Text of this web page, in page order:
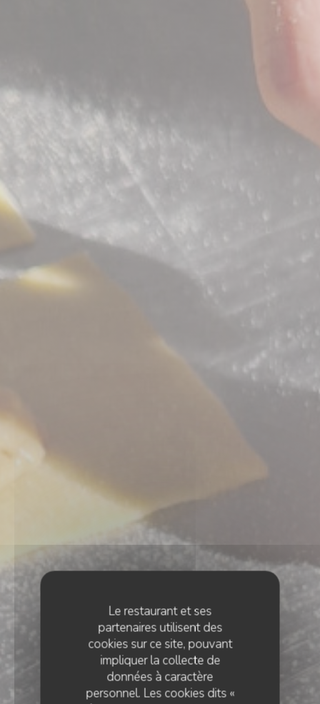
Le restaurant et ses
partenaires utilisent des
cookies sur ce site, pouvant
impliquer la collecte de
données à caractère
personnel. Les cookies dits «